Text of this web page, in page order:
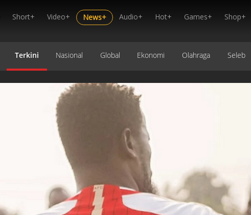
Short+ Video+ News+ Audio+ Hot+ Games+ Shop+
Terkini Nasional Global Ekonomi Olahraga Seleb